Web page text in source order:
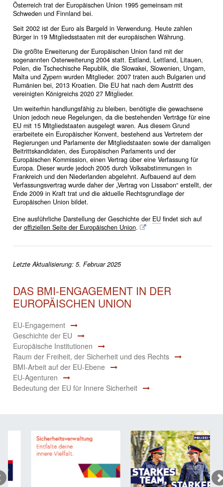
Österreich trat der Europäischen Union 1995 gemeinsam mit
Schweden und Finnland bei.
Seit 2002 ist der Euro als Bargeld in Verwendung. Heute zahlen
Bürger in 19 Mitgliedsstaaten mit der europäischen Währung.
Die größte Erweiterung der Europäischen Union fand mit der
sogenannten Osterweiterung 2004 statt. Estland, Lettland, Litauen,
Polen, die Tschechische Republik, die Slowakei, Slowenien, Ungarn,
Malta und Zypern wurden Mitglieder. 2007 traten auch Bulgarien und
Rumänien bei, 2013 Kroatien. Die EUhat nach dem Austritt des
vereinigten Königreichs 2020 27 Mitglieder.
Um weiterhin handlungsfähig zu bleiben, benötigte die gewachsene
Union jedoch neue Regelungen, da die bestehenden Verträge für eine
EUmit 15 Mitgliedstaaten ausgelegt waren. Aus diesem Grund
erarbeitete ein Europäischer Konvent, bestehend aus Vertretern der
Regierungen und Parlamente der Mitgliedstaaten sowie der damaligen
Beitrittskandidaten, des Europäischen Parlaments und der
Europäischen Kommission, einen Vertrag über eine Verfassung für
Europa. Dieser wurde jedoch 2005 durch Volksabstimmungen in
Frankreich und den Niederlanden abgelehnt. Aufbauend auf dem
Verfassungsvertrag wurde daher der „Vertrag von Lissabon“ erstellt, der
Ende 2009 in Kraft trat und die aktuelle Rechtsgrundlage der
Europäischen Union bildet.
Eine ausführliche Darstellung der Geschichte der EUfindet sich auf
der offiziellen Seite der Europäischen Union.
Letzte Aktualisierung: 5. Februar 2025
DAS BMI-ENGAGEMENT IN DER
EUROPÄISCHEN UNION
EU-Engagement
Geschichte der EU
Europäische Institutionen
Raum der Freiheit, der Sicherheit und des Rechts
BMI-Arbeit auf der EU-Ebene
EU-Agenturen
Bedeutung der EU für Innere Sicherheit